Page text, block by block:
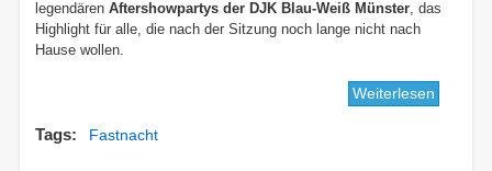
legendären Aftershowpartys der DJK Blau-Weiß Münster, das
Highlight für alle, die nach der Sitzung noch lange nicht nach
Hause wollen.
Weiterlesen
Tags Fastnacht